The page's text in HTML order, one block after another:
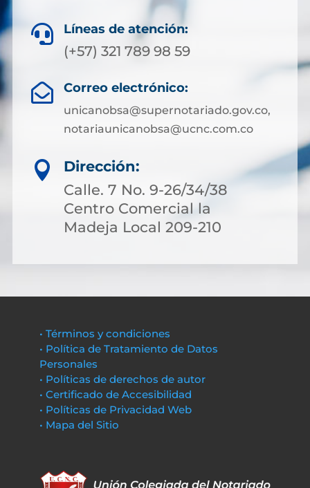
 Líneas de atención:
(+57) 321 789 98 59
 Correo electrónico:
unicanobsa@supernotariado.gov.co,
notariaunicanobsa@ucnc.com.co

Dirección:
Calle. 7 No. 9-26/34/38
Centro Comercial la
Madeja Local 209-210
• Términos y condiciones
• Política de Tratamiento de Datos
Personales
• Políticas de derechos de autor
• Certificado de Accesibilidad
• Políticas de Privacidad Web
• Mapa del Sitio